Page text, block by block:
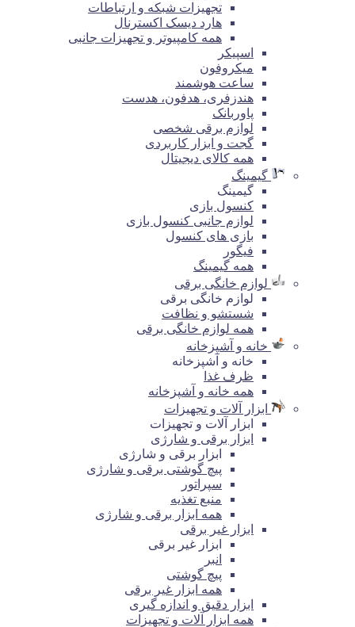
تجهیزات شبکه و ارتباطات
هارد دیسک اکسترنال
همه کامپیوتر و تجهیزات جانبی
اسپیکر
میکروفون
ساعت هوشمند
هندزفری، هدفون، هدست
پاوربانک
لوازم برقی شخصی
گجت و ابزار کاربردی
همه کالای دیجیتال
گیمینگ
گیمینگ
کنسول بازی
لوازم جانبی کنسول بازی
بازی های کنسول
فیگور
همه گیمینگ
لوازم خانگی برقی
لوازم خانگی برقی
شستشو و نظافت
همه لوازم خانگی برقی
خانه و آشپزخانه
خانه و آشپزخانه
ظرف غذا
همه خانه و آشپزخانه
ابزار آلات و تجهیزات
ابزار آلات و تجهیزات
ابزار برقی و شارژی
ابزار برقی و شارژی
پیچ گوشتی برقی و شارژی
سپراتور
منبع تغذیه
همه ابزار برقی و شارژی
ابزار غیر برقی
ابزار غیر برقی
انبر
پیچ گوشتی
همه ابزار غیر برقی
ابزار دقیق و اندازه گیری
همه ابزار آلات و تجهیزات